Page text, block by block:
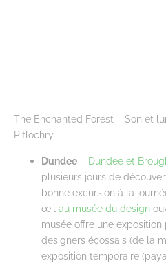
The Enchanted Forest – Son et
Pitlochry
Dundee – Dundee et
plusieurs jours de
bonne excursion à la
œil au musée du design
musée offre une
designers écossais (de la
exposition temporaire